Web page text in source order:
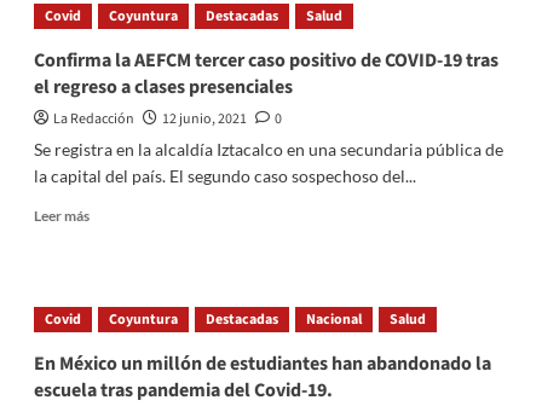
Sinaloa
blanco
con
transición
y
sin
Covid Coyuntura Destacadas Salud
Confirma la AEFCM tercer caso positivo de COVID-19 tras
el regreso a clases presenciales
La Redacción 12 junio, 2021
0
Se registra en la alcaldía Iztacalco en una secundaria pública de
la capital del país. El segundo caso sospechoso del...
Leer másRead
la
AEFCM
caso
positivo
Covid Coyuntura Destacadas Nacional Salud
En México un millón de estudiantes han abandonado la
escuela tras pandemia del Covid-19.